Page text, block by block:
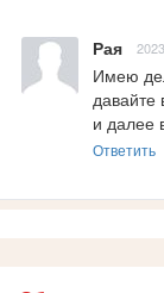
Рая
Имею
давайте
и далее
Ответить